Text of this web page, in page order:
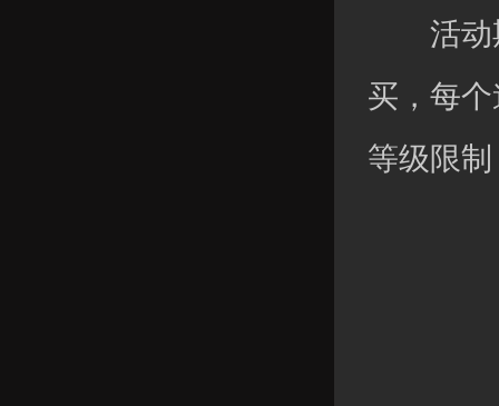
活动期
买，每
等级限